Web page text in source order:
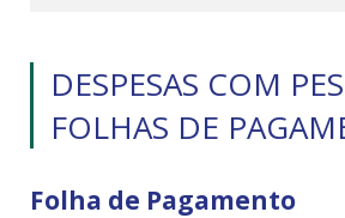
DESPESAS COM
FOLHAS DE
Folha de Pagamento